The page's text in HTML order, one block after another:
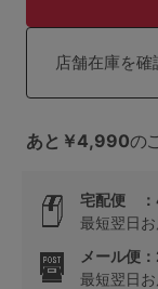
高評価レビューアイ
WEB限定アイテム
店舗在庫を確
あと￥4,990の
宅配便 ：
最短翌日
メール便
最短翌日